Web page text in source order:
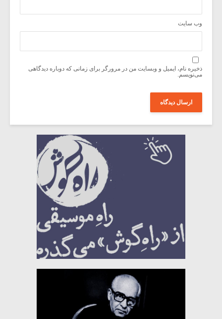
وب‌ سایت
ذخیره نام، ایمیل و وبسایت من در مرورگر برای زمانی که دوباره دیدگاهی
می‌نویسم.